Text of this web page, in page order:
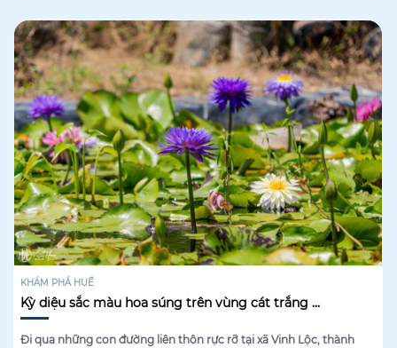
KHÁM PHÁ HUẾ
Kỳ diệu sắc màu hoa súng trên vùng cát trắng ...
Đi qua những con đường liên thôn rực rỡ tại xã Vinh Lộc, thành